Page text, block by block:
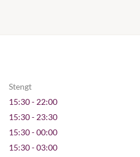
Stengt
15:30 - 22:00
15:30 - 23:30
15:30 - 00:00
15:30 - 03:00